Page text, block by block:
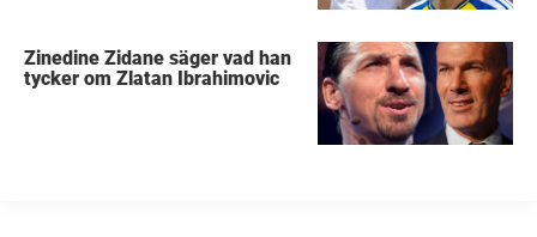
Zinedine Zidane säger vad han
tycker om Zlatan Ibrahimovic